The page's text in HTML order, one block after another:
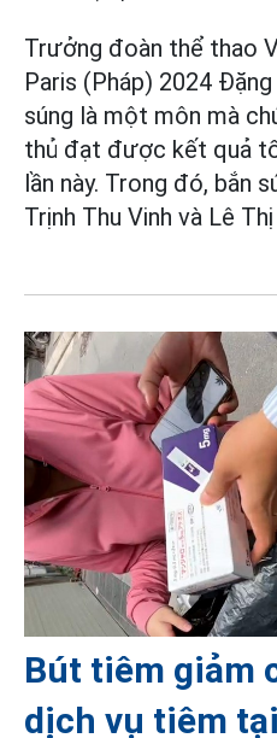
Trưởng đoàn thể thao
Paris (Pháp) 2024
súng là một môn mà
thủ đạt được kết quả
lần này. Trong đó, bắn
Trịnh Thu Vinh và Lê
Bút tiêm giảm
dịch vụ tiêm